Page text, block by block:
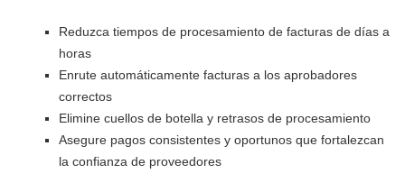
Reduzca tiempos de procesamiento de facturas de días a
horas
Enrute automáticamente facturas a los aprobadores
correctos
Elimine cuellos de botella y retrasos de procesamiento
Asegure pagos consistentes y oportunos que fortalezcan
la confianza de proveedores